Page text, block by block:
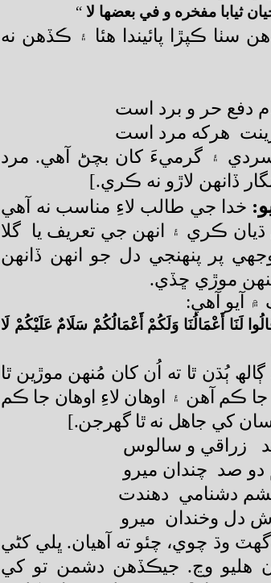
ثيابا مفخره و في بعضها لا“
سٺا ڪپڙا پائيندا هئا ۽ ڪڏهن نه
دفع حر و برد است
زينت هرکه مرد است
۽ گرميءَ کان بچڻ آهي. مرد
ڏانهن لاڙو نه ڪري.]
خدا جي طالب لاءِ مناسب نه آهي
ڌيان ڪري ۽ انهن جي تعريف يا گلا
پر پنهنجي دل جو انهن ڏانهن
موڙي ڇڏي.
آيو آهي:
لَنَا أَعْمَالُنَا وَلَكُمْ أَعْمَالُكُمْ سَلَامٌ عَلَيْكُمْ لَا
ٻُڌن ٿا ته اُن کان مُنهن موڙين ٿا
جا ڪم آهن ۽ اوهان لاءِ اوهان جا ڪم
کي جاهل نه ٿا گھرجن.]
زراقي و سالوس
دو صد چندان ميرو
دشنامي دهندت
دل وخندان ميرو
وڌ چوي، چئو ته آهيان. ڀلي کڻي
هليو وڃ. جيڪڏهن دشمن تو کي